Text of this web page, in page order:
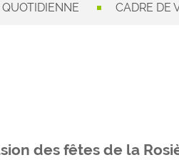
CADRE DE
des fêtes de la